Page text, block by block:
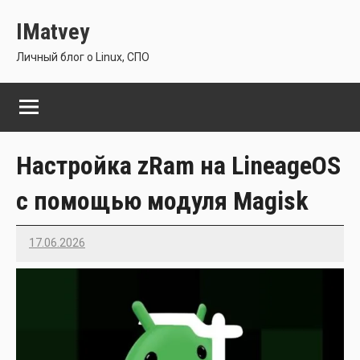
содержимому
IMatvey
Личный блог о Linux, СПО
Настройка zRam на LineageOS
с помощью модуля Magisk
17.06.2026
Imatvey